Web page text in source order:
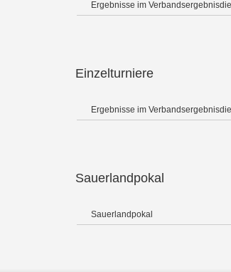
Ergebnisse im
Einzelturniere
Ergebnisse im
Sauerlandpokal
Sauerlandpokal